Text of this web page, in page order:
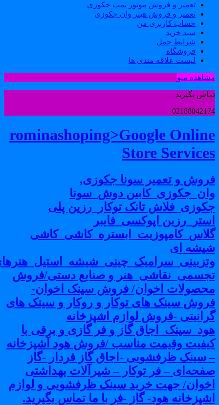
تعمیر و فروش موتور پمپ جکوزی
تعمیر و فروش هیتر وان جکوزی
حساب کاربری من
سبد خرید
شرایط حمل
فروشگاه
لیست علاقه مندی ها
منو
بگیرید
rominashoping>Google
Store
و تعمیر سونا جکوزی,
دوش_سونا
تانک توکار_رزین پلی
اپوکسی_فایبر
ای
و صنایع دستی/فروش
اخوان/ فروش سینک اخوان-
سینک های توکار و روکار و سینک های
-فروش لوازم اشپزخانه
گاز و فر گازی و برقی با
وقیمت مناسب /فروش هود آشپزخانه
سینک ظرفشویی -اجاق گاز فردار -گاز
– فر توکار – شیرآلات بهداشتی
جهت خرید سینک ظرفشویی و لوازم
هود- گاز -فر با ما تماس بگیرید.